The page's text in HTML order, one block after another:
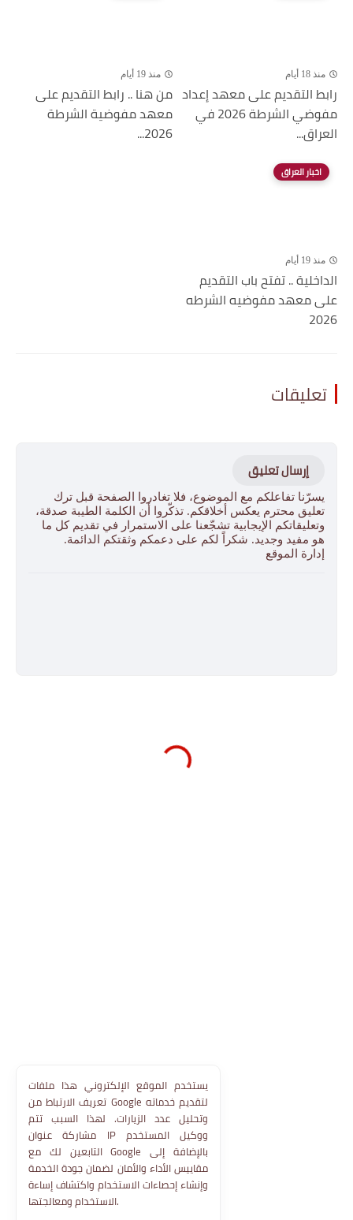
منذ 18 أيام
رابط التقديم على معهد إعداد
مفوضي الشرطة 2026 في
العراق...
منذ 19 أيام
من هنا .. رابط التقديم على
معهد مفوضية الشرطة
2026...
اخبار العراق
منذ 19 أيام
الداخلية .. تفتح باب التقديم
على معهد مفوضيه الشرطه
2026
تعليقات
إرسال تعليق
يسرّنا تفاعلكم مع الموضوع، فلا تغادروا الصفحة قبل ترك
تعليق محترم يعكس أخلاقكم. تذكّروا أن الكلمة الطيبة صدقة،
وتعليقاتكم الإيجابية تشجّعنا على الاستمرار في تقديم كل ما
هو مفيد وجديد. شكراً لكم على دعمكم وثقتكم الدائمة.
إدارة الموقع
يستخدم الموقع الإلكتروني هذا ملفات
تعريف الارتباط من Google لتقديم خدماته
وتحليل عدد الزيارات. لهذا السبب تتم
مشاركة عنوان IP ووكيل المستخدم
التابعين لك مع Google بالإضافة إلى
مقاييس الأداء والأمان لضمان جودة الخدمة
وإنشاء إحصاءات الاستخدام واكتشاف إساءة
الاستخدام ومعالجتها.